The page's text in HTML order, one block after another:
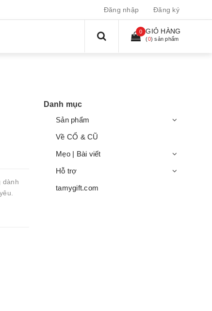
Đăng nhập Đăng ký
0 GIỎ HÀNG
(0) sản phẩm
dành
Danh mục
Sản phẩm
Về CỔ & CŨ
Mẹo | Bài viết
Hỗ trợ
tamygift.com